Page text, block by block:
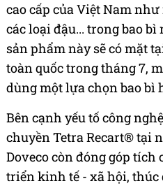
cao cấp của Việt Nam
các loại đậu... trong bao bì
sản phẩm này sẽ có mặt
toàn quốc trong tháng 7,
dùng một lựa chọn bao bì
Bên cạnh yếu tố công
chuyền Tetra Recart® tại
Doveco còn đóng góp tích
triển kinh tế - xã hội, thúc